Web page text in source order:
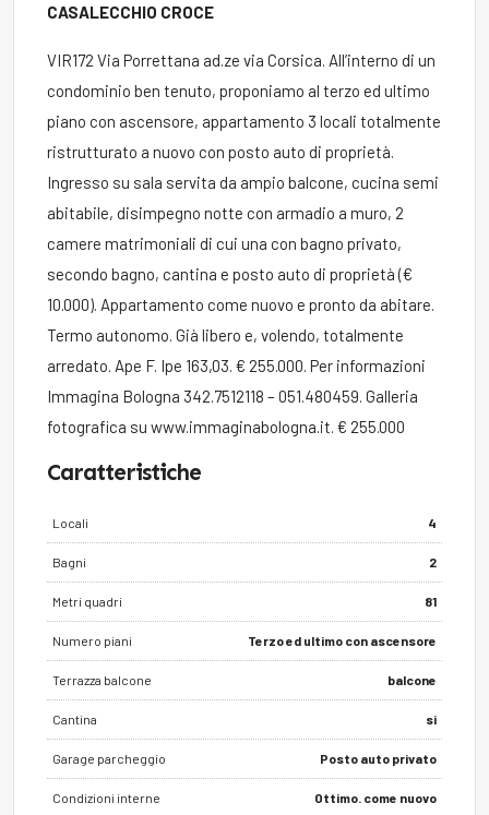
CASALECCHIO CROCE
VIR172 Via Porrettana ad.ze via Corsica. All’interno di un
condominio ben tenuto, proponiamo al terzo ed ultimo
piano con ascensore, appartamento 3 locali totalmente
ristrutturato a nuovo con posto auto di proprietà.
Ingresso su sala servita da ampio balcone, cucina semi
abitabile, disimpegno notte con armadio a muro, 2
camere matrimoniali di cui una con bagno privato,
secondo bagno, cantina e posto auto di proprietà (€
10.000). Appartamento come nuovo e pronto da abitare.
Termo autonomo. Già libero e, volendo, totalmente
arredato. Ape F. Ipe 163,03. € 255.000. Per informazioni
Immagina Bologna 342.7512118 – 051.480459. Galleria
fotografica su www.immaginabologna.it. € 255.000
Caratteristiche
Locali 4
Bagni 2
Metri quadri 81
Numero piani Terzo ed ultimo con ascensore
Terrazza balcone balcone
Cantina si
Garage parcheggio Posto auto privato
Condizioni interne Ottimo. come nuovo